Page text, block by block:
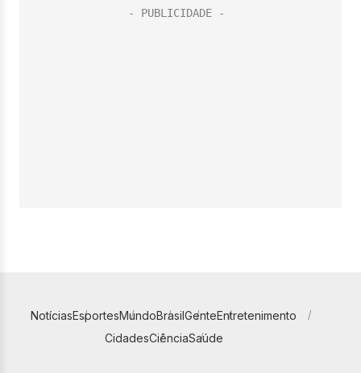
NotíciasEsportesMundoBrasilGenteEntretenimento
CidadesCiênciaSaúde